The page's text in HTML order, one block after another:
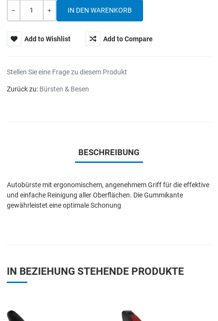
Add to Wishlist Add to Compare
Stellen Sie eine Frage zu diesem Produkt
Zurück zu: Bürsten & Besen
BESCHREIBUNG
Autobürste mit ergonomischem, angenehmem Griff für die effektive
und einfache Reinigung aller Oberflächen. Die Gummikante
gewährleistet eine optimale Schonung
IN BEZIEHUNG STEHENDE PRODUKTE
Add to Wishlist